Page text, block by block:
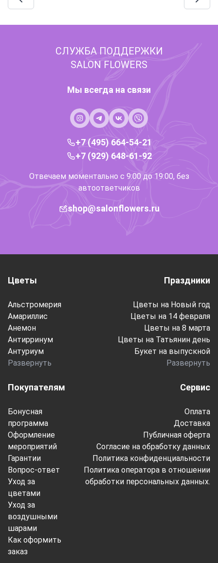
СЛУЖБА ПОДДЕРЖКИ
SALON FLOWERS
Мы всегда на связи
+7 (495) 664-54-21
+7 (929) 648-61-92
Отвечаем моментально с 9:00 до 19:00, без
автоответчиков
shop@salonflowers.ru
Покупателям
Бонусная
программа
Оформление
мероприятий
Гарантии
Вопрос-ответ
Уход за
цветами
Уход за
воздушными
шарами
Как оформить
заказ
Сервис
Оплата
Доставка
Публичная оферта
Согласие на обработку данных
Политика конфиденциальности
Политика оператора в отношении
обработки персональных данных.
Цветы
Альстромерия
Амариллис
Анемон
Антирринум
Антуриум
Развернуть
Праздники
Цветы на Новый год
Цветы на 14 февраля
Цветы на 8 марта
Цветы на Татьянин день
Букет на выпускной
Развернуть